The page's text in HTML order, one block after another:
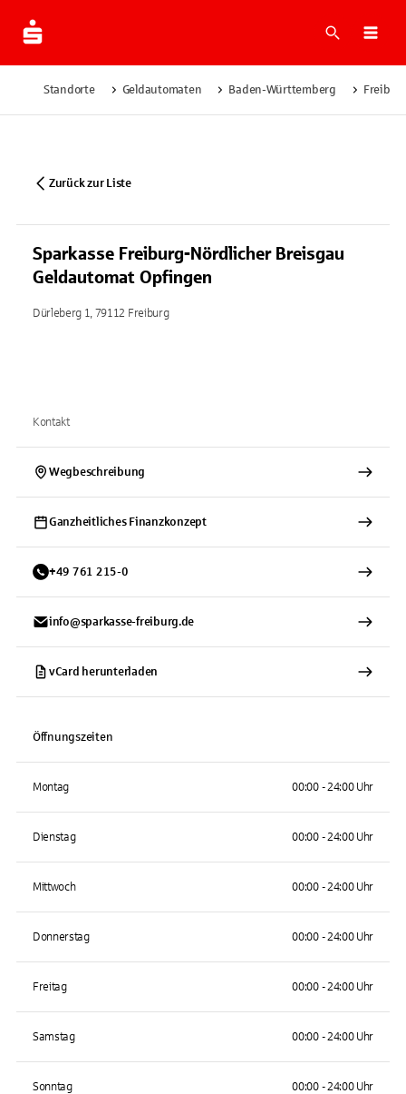
Suche
Standorte Geldautomaten Baden-Württemberg
Zurück zur Liste
Sparkasse Freiburg-Nördlicher Breisgau
Geldautomat Opfingen
Dürleberg 1, 79112 Freiburg
Kontakt
Wegbeschreibung
Ganzheitliches Finanzkonzept
+49 761 215-0
info@sparkasse-freiburg.de
vCard herunterladen
Öffnungszeiten
Montag 00:00 - 24:00 Uhr
Dienstag 00:00 - 24:00 Uhr
Mittwoch 00:00 - 24:00 Uhr
Donnerstag 00:00 - 24:00 Uhr
Freitag 00:00 - 24:00 Uhr
Samstag 00:00 - 24:00 Uhr
Sonntag 00:00 - 24:00 Uhr